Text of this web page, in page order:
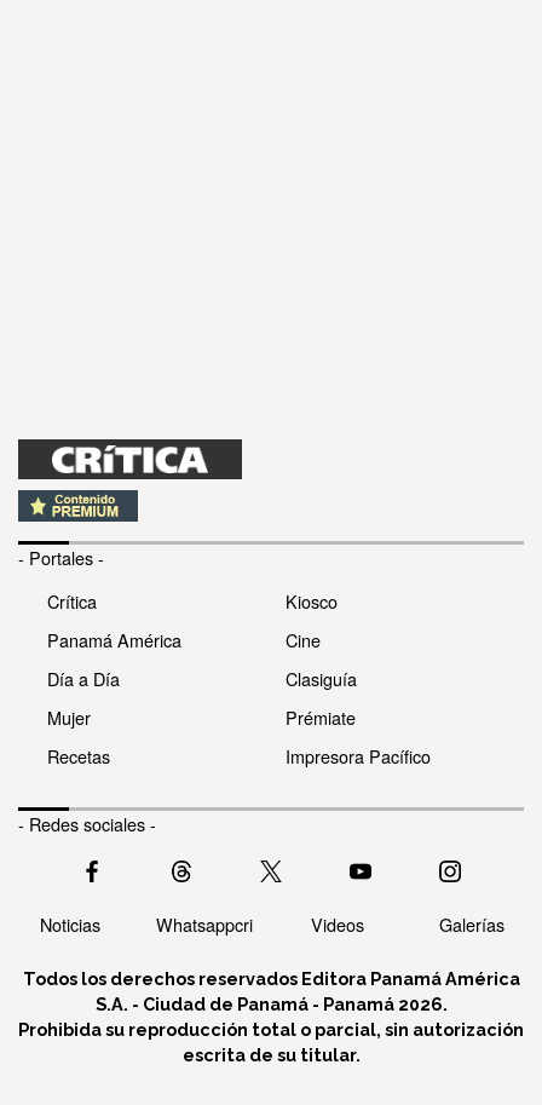
- Portales -
Crítica
Panamá América
Día a Día
Mujer
Recetas
Kiosco
Cine
Clasiguía
Prémiate
Impresora Pacífico
- Redes sociales -
Noticias Whatsappcri Videos Galerías
Todos los derechos reservados Editora Panamá América
S.A. - Ciudad de Panamá - Panamá 2026.
Prohibida su reproducción total o parcial, sin autorización
escrita de su titular.